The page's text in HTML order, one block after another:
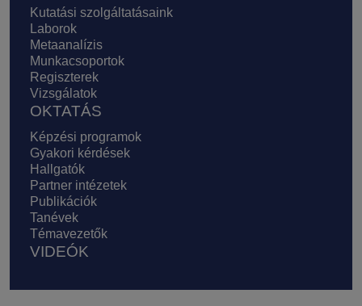
Kutatási szolgáltatásaink
Laborok
Metaanalízis
Munkacsoportok
Regiszterek
Vizsgálatok
OKTATÁS
Képzési programok
Gyakori kérdések
Hallgatók
Partner intézetek
Publikációk
Tanévek
Témavezetők
VIDEÓK